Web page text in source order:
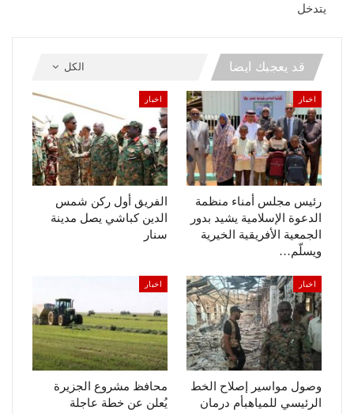
يتدخل
الكل قد يعجبك ايضا
اخبار
رئيس مجلس أمناء منظمة
الدعوة الإسلامية يشيد بدور
الجمعية الأفريقية الخيرية
ويسلّم…
اخبار
الفريق أول ركن شمس
الدين كباشي يصل مدينة
سنار
اخبار
وصول مواسير إصلاح الخط
الرئيسي للمياهبأم درمان
اخبار
محافظ مشروع الجزيرة
يُعلن عن خطة عاجلة